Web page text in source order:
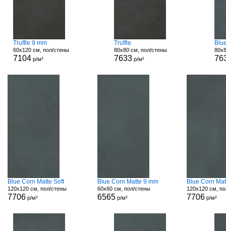
Truffle 9 mm
60x120 см, пол/стены
7104 р/м²
Truffle
80x80 см, пол/стены
7633р/м²
Blue Corn Matte Soft
120x120 см, пол/стены
7706 р/м²
Blue Corn Matte 9 mm
60x60 см, пол/стены
6565р/м²
Blue Corn
120x120 см,
7706р/м²